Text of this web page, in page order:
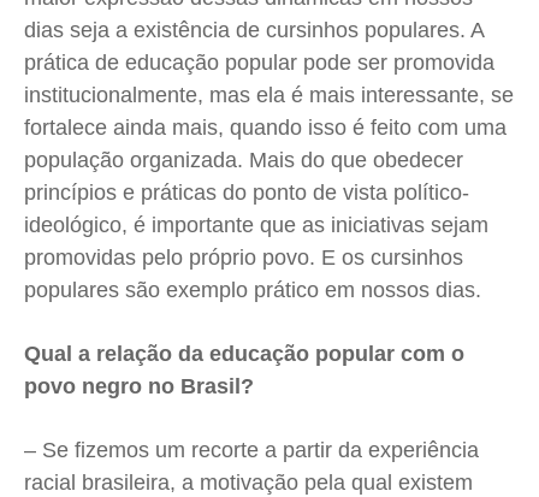
dias seja a existência de cursinhos populares. A
prática de educação popular pode ser promovida
institucionalmente, mas ela é mais interessante, se
fortalece ainda mais, quando isso é feito com uma
população organizada. Mais do que obedecer
princípios e práticas do ponto de vista político-
ideológico, é importante que as iniciativas sejam
promovidas pelo próprio povo. E os cursinhos
populares são exemplo prático em nossos dias.
Qual a relação da educação popular com o
povo negro no Brasil?
– Se fizemos um recorte a partir da experiência
racial brasileira, a motivação pela qual existem